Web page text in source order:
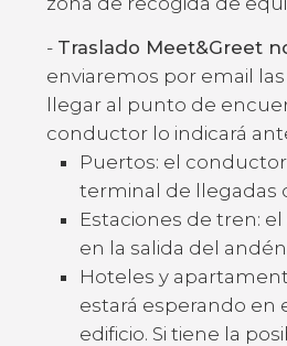
- Traslado Meet&Greet
enviaremos por email
llegar al punto de
conductor lo indicará
Puertos: el
terminal de llegadas
Estaciones de tren:
en la salida del
Hoteles y
estará esperando en
edificio. Si tiene la